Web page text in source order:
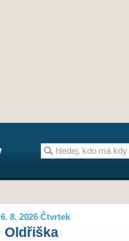
6. 8. 2026 Čtvrtek
Oldřiška